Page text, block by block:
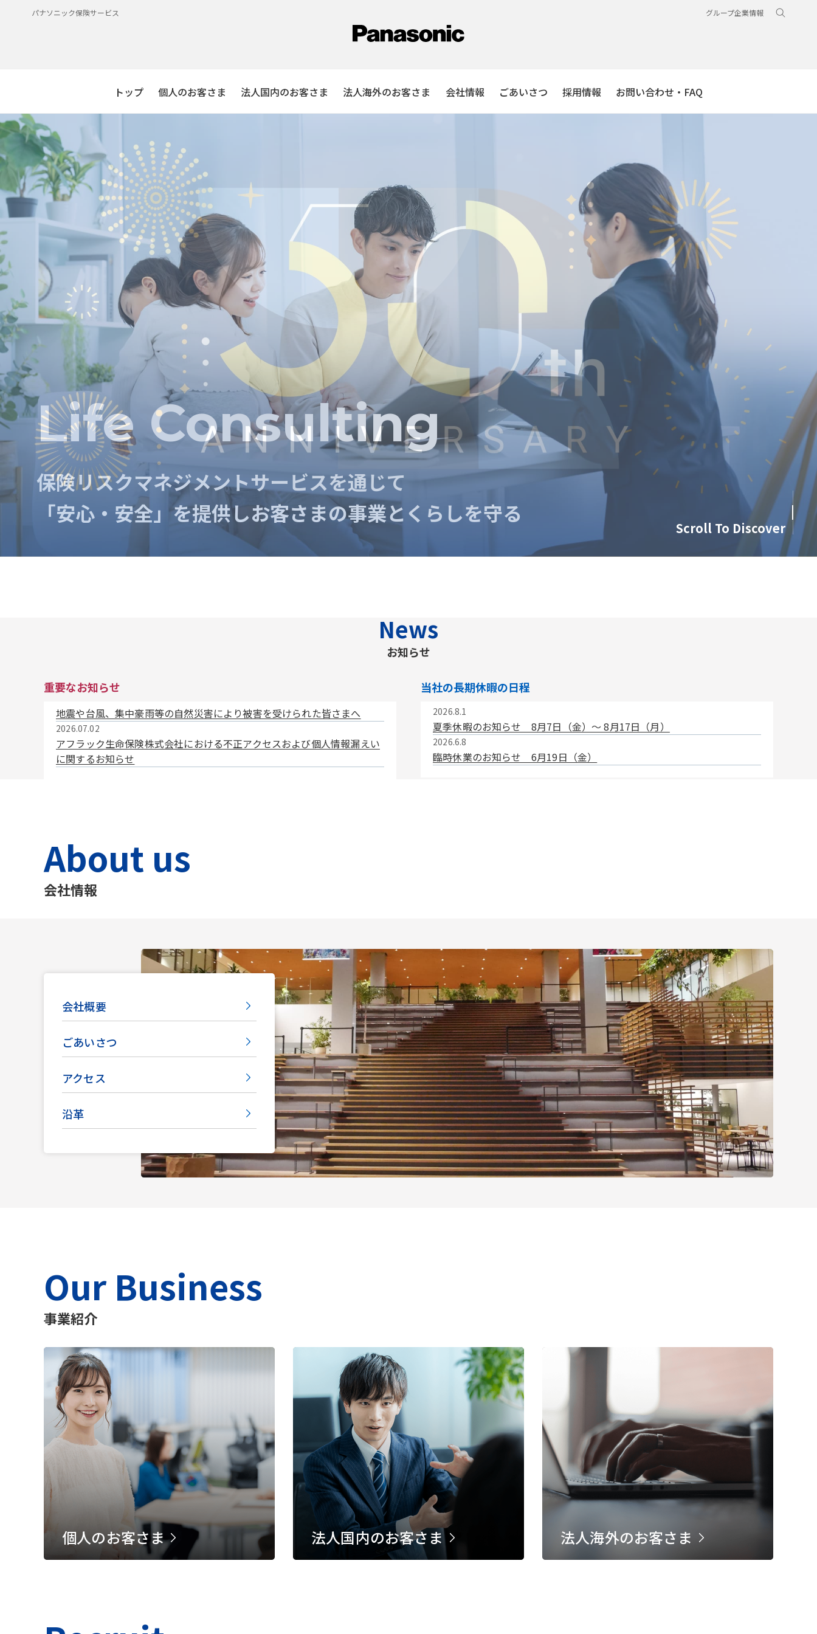
パナソニック保険サービス グループ企業情報
トップ 個人のお客さま 法人国内のお客さま 法人海外のお客さま 会社情報 ごあいさつ 採用情報 お問い合わせ・FAQ
Life Consulting
保険リスクマネジメントサービスを通じて
「安心・安全」を提供しお客さまの事業とくらしを守る
Risk Consulting
保険リスクマネジメントサービスを通じて
「安心・安全」を提供しお客さまの事業とくらしを守る
News
お知らせ
重要なお知らせ
地震や台風、集中豪雨等の自然災害により被害を受けられた皆さまへ
2026.07.02
アフラック生命保険株式会社における不正アクセスおよび個人情報漏えい
に関するお知らせ
当社の長期休暇の日程
2026.8.1
夏季休暇のお知らせ 8月7日（金）〜 8月17日（月）
2026.6.8
臨時休業のお知らせ 6月19日（金）
About us
会社情報
会社概要
ごあいさつ
アクセス
沿革
Our Business
事業紹介
個人のお客さま 法人国内のお客さま 法人海外のお客さま